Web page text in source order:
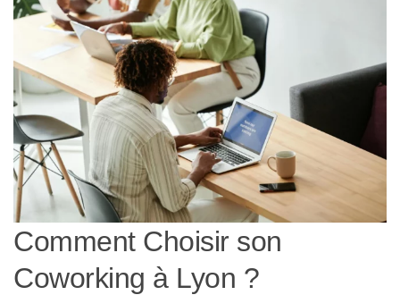
Comment Choisir son
Coworking à Lyon ?